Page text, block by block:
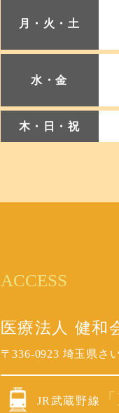
月・火・土
水・金
木・日・祝
ACCESS
医療法人 健和
〒336-0923 埼玉県さ
JR武蔵野線